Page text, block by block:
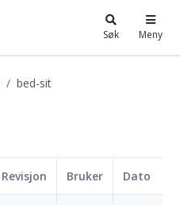
Søk Meny
bed-sit
Revisjon Bruker Dato